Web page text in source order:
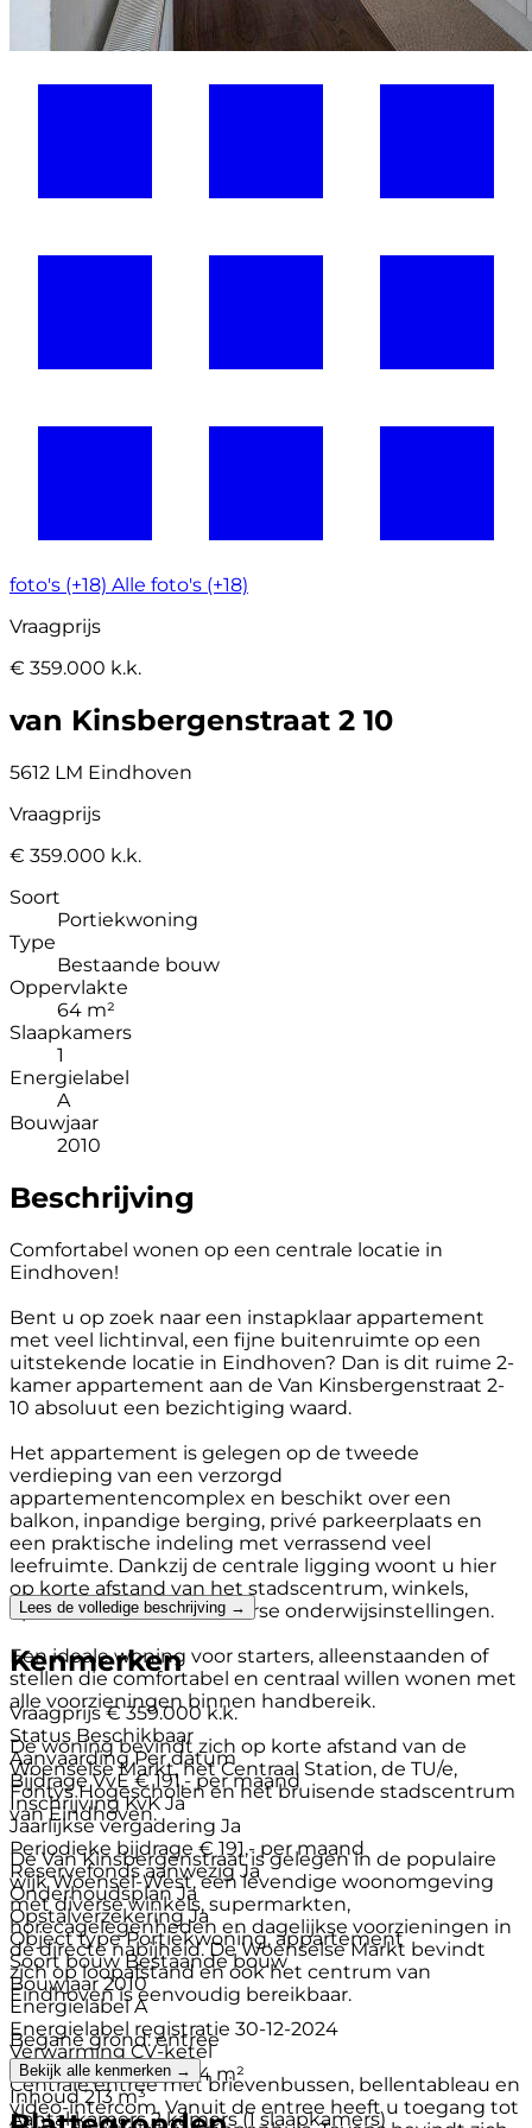
foto's (+18) Alle foto's (+18)
Vraagprijs
€ 359.000 k.k.
van Kinsbergenstraat 2 10
5612 LM Eindhoven
Vraagprijs
€ 359.000 k.k.
Soort
Portiekwoning
Type
Bestaande bouw
Oppervlakte
64 m²
Slaapkamers
1
Energielabel
A
Bouwjaar
2010
Beschrijving
Comfortabel wonen op een centrale locatie in
Eindhoven!
Bent u op zoek naar een instapklaar appartement
met veel lichtinval, een fijne buitenruimte op een
uitstekende locatie in Eindhoven? Dan is dit ruime 2-
kamer appartement aan de Van Kinsbergenstraat 2-
10 absoluut een bezichtiging waard.
Het appartement is gelegen op de tweede
verdieping van een verzorgd
appartementencomplex en beschikt over een
balkon, inpandige berging, privé parkeerplaats en
een praktische indeling met verrassend veel
leefruimte. Dankzij de centrale ligging woont u hier
op korte afstand van het stadscentrum, winkels,
openbaar vervoer en diverse onderwijsinstellingen.
Een ideale woning voor starters, alleenstaanden of
stellen die comfortabel en centraal willen wonen met
alle voorzieningen binnen handbereik.
De woning bevindt zich op korte afstand van de
Woenselse Markt, het Centraal Station, de TU/e,
Fontys Hogescholen en het bruisende stadscentrum
van Eindhoven.
De Van Kinsbergenstraat is gelegen in de populaire
wijk Woensel-West, een levendige woonomgeving
met diverse winkels, supermarkten,
horecagelegenheden en dagelijkse voorzieningen in
de directe nabijheid. De Woenselse Markt bevindt
zich op loopafstand en ook het centrum van
Eindhoven is eenvoudig bereikbaar.
Begane grond: entree
Centrale entree met brievenbussen, bellentableau en
video-intercom. Vanuit de entree heeft u toegang tot
Lees de volledige beschrijving →
Kenmerken
Vraagprijs € 359.000 k.k.
Status Beschikbaar
Aanvaarding Per datum
Bijdrage VvE € 191,- per maand
Inschrijving KvK Ja
Jaarlijkse vergadering Ja
Periodieke bijdrage € 191,- per maand
Reservefonds aanwezig Ja
Onderhoudsplan Ja
Opstalverzekering Ja
Object type Portiekwoning, appartement
Soort bouw Bestaande bouw
Bouwjaar 2010
Energielabel A
Energielabel registratie 30-12-2024
Verwarming CV-ketel
Woonoppervlakte 64 m²
Inhoud 213 m³
Aantal kamers 2 kamers (1 slaapkamers)
Bekijk alle kenmerken →